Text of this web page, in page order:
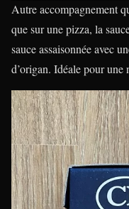
Autre accompagnement
que sur une pizza, la
sauce assaisonnée avec
d’origan. Idéale pour une